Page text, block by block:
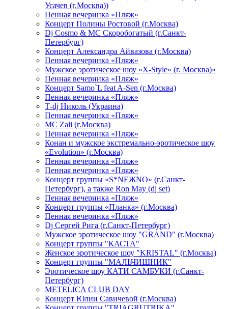
Усачев (г.Москва))
Пенная вечеринка «Пляж»
Концерт Полины Ростовой (г.Москва)
Dj Cosmo & МС Скоробогатый (г.Санкт-
Петербург)
Концерт Александра Айвазова (г.Москва)
Пенная вечеринка «Пляж»
Мужское эротическое шоу «X-Style» (г. Москва)»
Пенная вечеринка «Пляж»
Концерт Samo`L feat A-Sen (г.Москва)
Пенная вечеринка «Пляж»
Т-dj Николь (Украина)
Пенная вечеринка «Пляж»
МС Zali (г.Москва)
Пенная вечеринка «Пляж»
Конан и мужское экстремально-эротическое шоу
«Evolution» (г.Москва)
Пенная вечеринка «Пляж»
Пенная вечеринка «Пляж»
Концерт группы «S*NEЖNO» (г.Санкт-
Петербург), а также Ron May (dj set)
Пенная вечеринка «Пляж»
Концерт группы «Планка» (г.Москва)
Пенная вечеринка «Пляж»
Dj Сергей Рига (г.Санкт-Петербург)
Мужское эротическое шоу "GRAND" (г.Москва)
Концерт группы "КАСТА"
Женское эротическое шоу "KRISTAL" (г.Москва)
Концерт группы "МАЛЬЧИШНИК"
Эротическое шоу КАТИ САМБУКИ (г.Санкт-
Петербург)
METELICA CLUB DAY
Концерт Юлии Савичевой (г.Москва)